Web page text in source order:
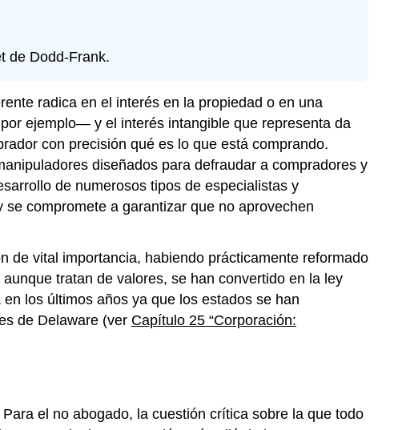
de
Bolsa
y
Valores
Funciones
Misión
de
Valores
de
de
de Dodd-Frank.
radica en el interés en la propiedad o en una
ejemplo— y el interés intangible que representa da
con precisión qué es lo que está comprando.
diseñados para defraudar a compradores y
de numerosos tipos de especialistas y
compromete a garantizar que no aprovechen
de vital importancia, habiendo prácticamente reformado
tratan de valores, se han convertido en la ley
los últimos años ya que los estados se han
de Delaware (ver Capítulo 25 “Corporación:
el no abogado, la cuestión crítica sobre la que todo